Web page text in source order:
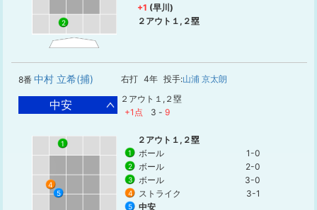
2
+1 (早川)
２アウト１,２塁
8番 中村 立希(捕) 右打 4年 投手:山浦 京太朗
中安
２アウト１,２塁
+1点
3 - 9
1
4
5
２アウト１,２塁
1 ボール 1-0
2 ボール 2-0
3 ボール 3-0
4 ストライク 3-1
5
中安